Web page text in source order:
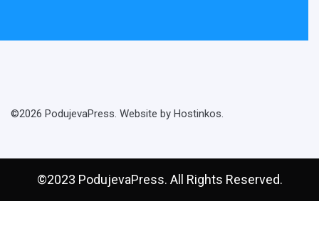
©2026 PodujevaPress. Website by Hostinkos.
©2023 PodujevaPress. All Rights Reserved.